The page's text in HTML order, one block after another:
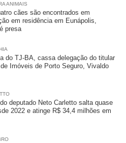
ANIMAIS
cães são encontrados em
em residência em Eunápolis,
presa
do TJ-BA, cassa delegação do titular
Imóveis de Porto Seguro, Vivaldo
deputado Neto Carletto salta quase
2022 e atinge R$ 34,4 milhões em